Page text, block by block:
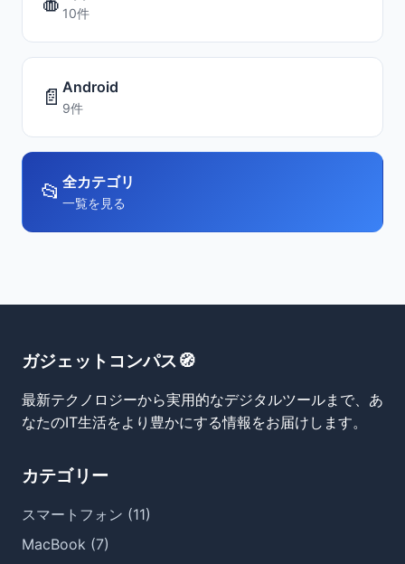
10件
📄 Android
9件
📂 全カテゴリ
一覧を見る
ガジェットコンパス🧭
最新テクノロジーから実用的なデジタルツールまで、あ
なたのIT生活をより豊かにする情報をお届けします。
カテゴリー
スマートフォン (11)
MacBook (7)